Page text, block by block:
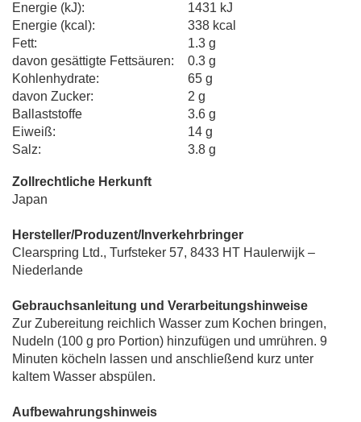
Energie (kJ):
1431 kJ
Energie (kcal):
338 kcal
Fett:
1.3 g
davon gesättigte Fettsäuren:
0.3 g
Kohlenhydrate:
65 g
davon Zucker:
2 g
Ballaststoffe
3.6 g
Eiweiß:
14 g
Salz:
3.8 g
Zollrechtliche Herkunft
Japan
Hersteller/Produzent/Inverkehrbringer
Clearspring Ltd., Turfsteker 57, 8433 HT Haulerwijk –
Niederlande
Gebrauchsanleitung und Verarbeitungshinweise
Zur Zubereitung reichlich Wasser zum Kochen bringen,
Nudeln (100 g pro Portion) hinzufügen und umrühren. 9
Minuten köcheln lassen und anschließend kurz unter
kaltem Wasser abspülen.
Aufbewahrungshinweis